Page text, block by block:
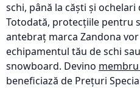
schi, până la căști și ochelari
Totodată, protecțiile pentru
antebraț marca Zandona
echipamentul tău de schi sau
snowboard. Devino
beneficiază de Prețuri